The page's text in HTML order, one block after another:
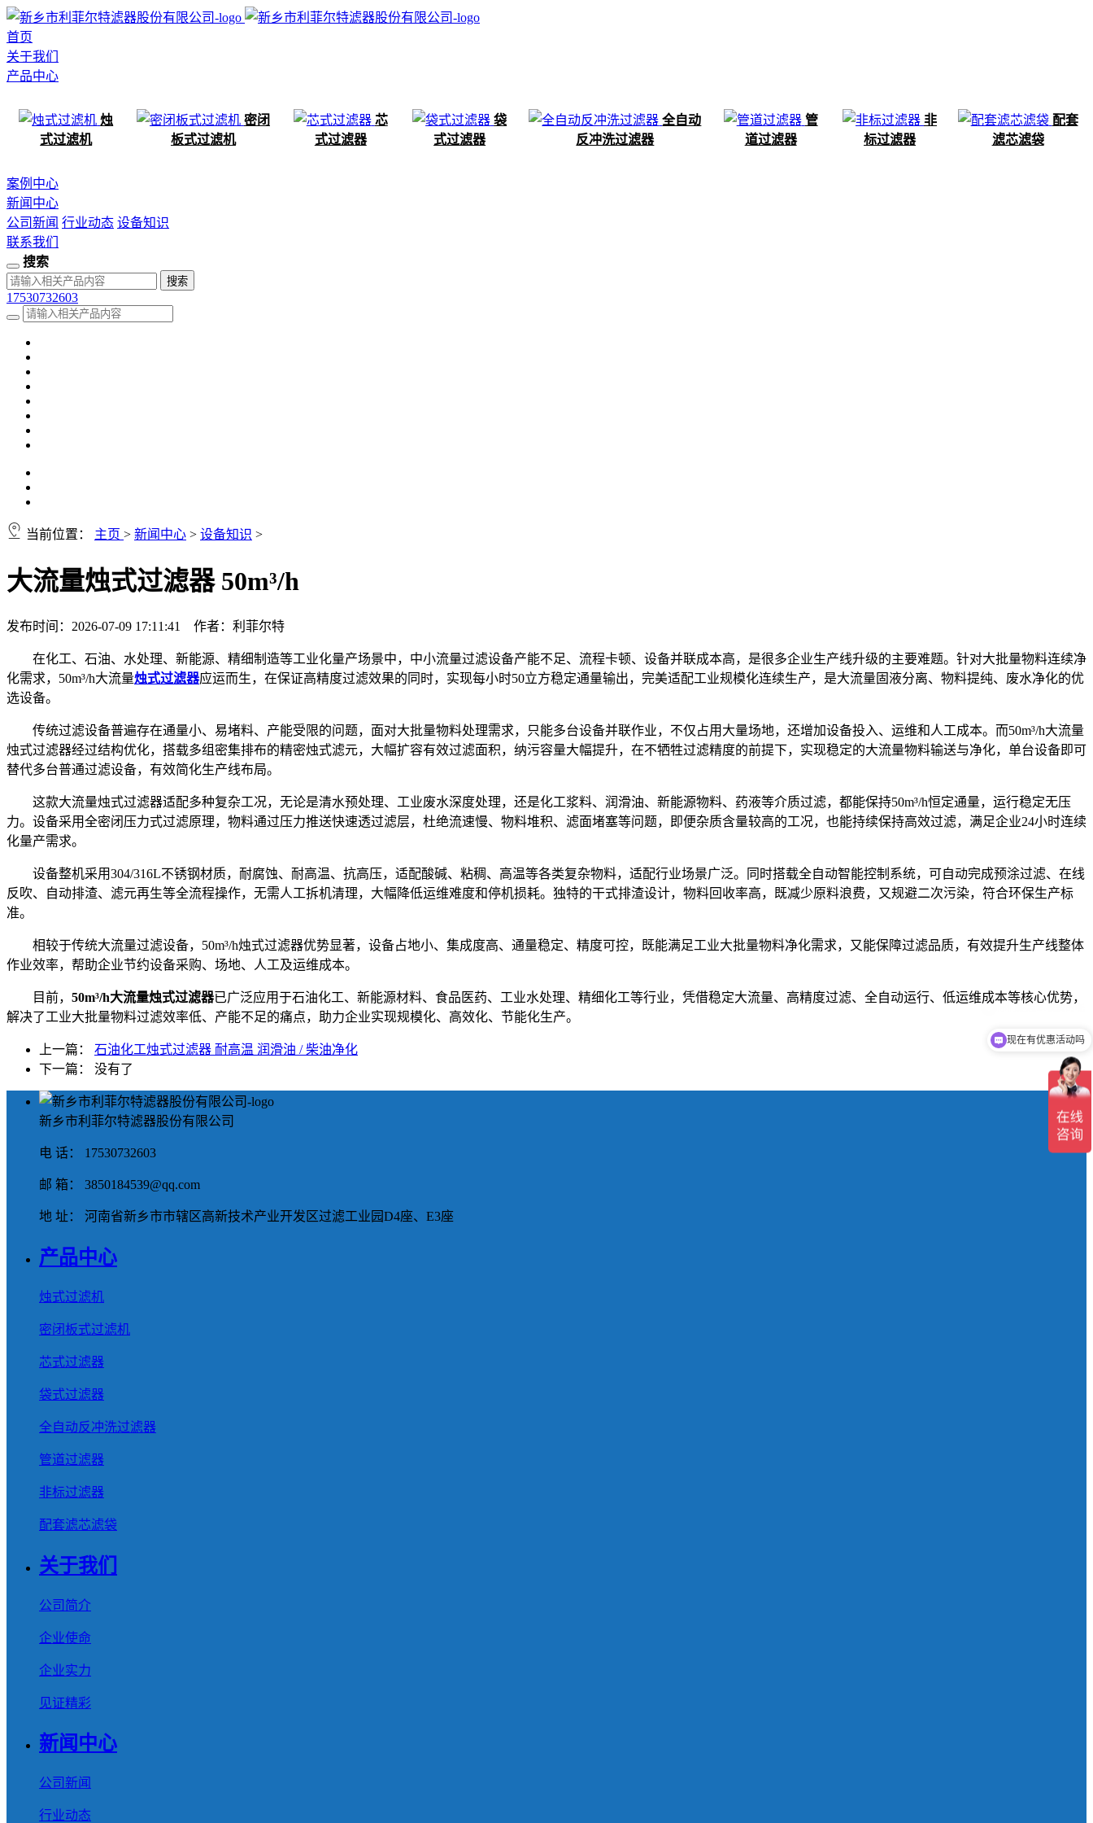
首页
关于我们
产品中心
烛
式过滤机
密闭
板式过滤机
芯
式过滤器
袋
式过滤器
全自动
反冲洗过滤器
管
道过滤器
非
标过滤器
配套
滤芯滤袋
案例中心
新闻中心
公司新闻 行业动态 设备知识
联系我们
搜索
17530732603
当前位置： 主页 > 新闻中心 > 设备知识 >
大流量烛式过滤器 50m³/h
发布时间：2026-07-09 17:11:41 作者：利菲尔特
在化工、石油、水处理、新能源、精细制造等工业化量产场景中，中小流量过滤设备产能不足、流程卡顿、设备并联成本高，是很多企业生产线升级的主要难题。针对大批量物料连续净
化需求，50m³/h大流量烛式过滤器应运而生，在保证高精度过滤效果的同时，实现每小时50立方稳定通量输出，完美适配工业规模化连续生产，是大流量固液分离、物料提纯、废水净化的优
选设备。
传统过滤设备普遍存在通量小、易堵料、产能受限的问题，面对大批量物料处理需求，只能多台设备并联作业，不仅占用大量场地，还增加设备投入、运维和人工成本。而50m³/h大流量
烛式过滤器经过结构优化，搭载多组密集排布的精密烛式滤元，大幅扩容有效过滤面积，纳污容量大幅提升，在不牺牲过滤精度的前提下，实现稳定的大流量物料输送与净化，单台设备即可
替代多台普通过滤设备，有效简化生产线布局。
这款大流量烛式过滤器适配多种复杂工况，无论是清水预处理、工业废水深度处理，还是化工浆料、润滑油、新能源物料、药液等介质过滤，都能保持50m³/h恒定通量，运行稳定无压
力。设备采用全密闭压力式过滤原理，物料通过压力推送快速透过滤层，杜绝流速慢、物料堆积、滤面堵塞等问题，即便杂质含量较高的工况，也能持续保持高效过滤，满足企业24小时连续
化量产需求。
设备整机采用304/316L不锈钢材质，耐腐蚀、耐高温、抗高压，适配酸碱、粘稠、高温等各类复杂物料，适配行业场景广泛。同时搭载全自动智能控制系统，可自动完成预涂过滤、在线
反吹、自动排渣、滤元再生等全流程操作，无需人工拆机清理，大幅降低运维难度和停机损耗。独特的干式排渣设计，物料回收率高，既减少原料浪费，又规避二次污染，符合环保生产标
准。
相较于传统大流量过滤设备，50m³/h烛式过滤器优势显著，设备占地小、集成度高、通量稳定、精度可控，既能满足工业大批量物料净化需求，又能保障过滤品质，有效提升生产线整体
作业效率，帮助企业节约设备采购、场地、人工及运维成本。
目前， 50m³/h大流量烛式过滤器已广泛应用于石油化工、新能源材料、食品医药、工业水处理、精细化工等行业，凭借稳定大流量、高精度过滤、全自动运行、低运维成本等核心优势，
解决了工业大批量物料过滤效率低、产能不足的痛点，助力企业实现规模化、高效化、节能化生产。
上一篇： 石油化工烛式过滤器 耐高温 润滑油 / 柴油净化
下一篇： 没有了
新乡市利菲尔特滤器股份有限公司
电 话： 17530732603
邮 箱： 3850184539@qq.com
地 址： 河南省新乡市市辖区高新技术产业开发区过滤工业园D4座、E3座
产品中心
烛式过滤机
密闭板式过滤机
芯式过滤器
袋式过滤器
全自动反冲洗过滤器
管道过滤器
非标过滤器
配套滤芯滤袋
关于我们
公司简介
企业使命
企业实力
见证精彩
新闻中心
公司新闻
行业动态
现在有优惠活动吗